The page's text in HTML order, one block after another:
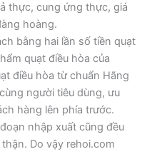
thực, cung ứng thực, giá
hoàng.
bằng hai lần số tiền quạt
quạt điều hòa của
điều hòa từ chuẩn Hãng
người tiêu dùng, ưu
hàng lên phía trước.
nhập xuất cũng đều
Do vậy rehoi.com